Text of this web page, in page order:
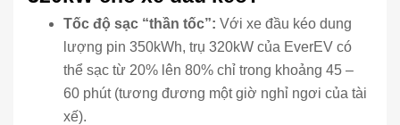
Tốc độ sạc “thần tốc”: Với xe đầu kéo dung
lượng pin 350kWh, trụ 320kW của EverEV có
thể sạc từ 20% lên 80% chỉ trong khoảng 45 –
60 phút (tương đương một giờ nghỉ ngơi của tài
xế).